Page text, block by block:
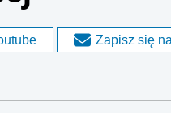
Zapisz się